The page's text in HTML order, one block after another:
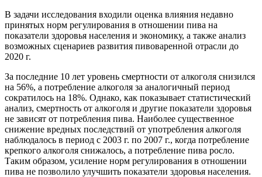
В задачи исследования входили оценка влияния недавно
принятых норм регулирования в отношении пива на
показатели здоровья населения и экономику, а также анализ
возможных сценариев развития пивоваренной отрасли до
2020 г.
За последние 10 лет уровень смертности от алкоголя снизился
на 56%, а потребление алкоголя за аналогичный период
сократилось на 18%. Однако, как показывает статистический
анализ, смертность от алкоголя и другие показатели здоровья
не зависят от потребления пива. Наиболее существенное
снижение вредных последствий от употребления алкоголя
наблюдалось в период с 2003 г. по 2007 г., когда потребление
крепкого алкоголя снижалось, а потребление пива росло.
Таким образом, усиление норм регулирования в отношении
пива не позволило улучшить показатели здоровья населения.